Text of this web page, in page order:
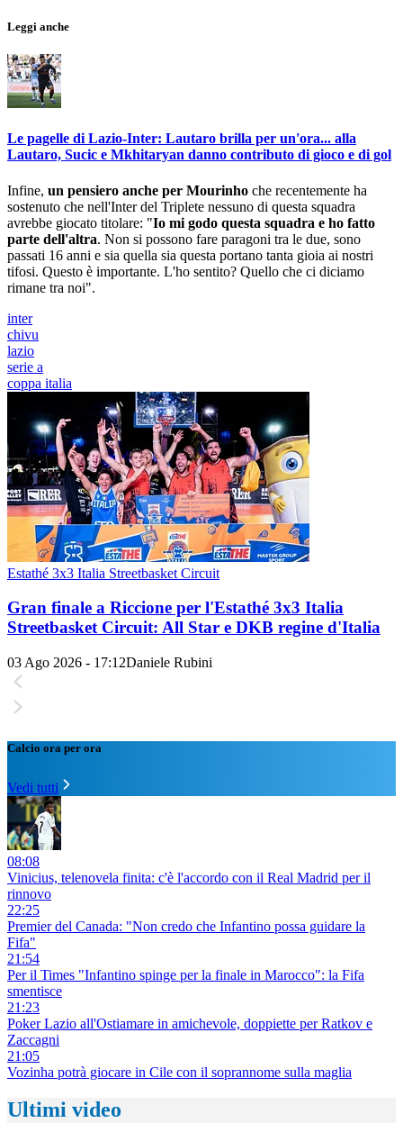
Leggi anche
Le pagelle di Lazio-Inter: Lautaro brilla per un'ora... alla
Lautaro, Sucic e Mkhitaryan danno contributo di gioco e di gol
Infine, un pensiero anche per Mourinho che recentemente ha
sostenuto che nell'Inter del Triplete nessuno di questa squadra
avrebbe giocato titolare: "Io mi godo questa squadra e ho fatto
parte dell'altra. Non si possono fare paragoni tra le due, sono
passati 16 anni e sia quella sia questa portano tanta gioia ai nostri
tifosi. Questo è importante. L'ho sentito? Quello che ci diciamo
rimane tra noi".
inter
chivu
lazio
serie a
coppa italia
Estathé 3x3 Italia Streetbasket Circuit
Gran finale a Riccione per l'Estathé 3x3 Italia
Streetbasket Circuit: All Star e DKB regine d'Italia
03 Ago 2026 - 17:12Daniele Rubini
Calcio ora per ora
Vedi tutti
08:08
Vinicius, telenovela finita: c'è l'accordo con il Real Madrid per il
rinnovo
22:25
Premier del Canada: "Non credo che Infantino possa guidare la
Fifa"
21:54
Per il Times "Infantino spinge per la finale in Marocco": la Fifa
smentisce
21:23
Poker Lazio all'Ostiamare in amichevole, doppiette per Ratkov e
Zaccagni
21:05
Vozinha potrà giocare in Cile con il soprannome sulla maglia
Ultimi video